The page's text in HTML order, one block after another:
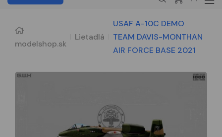
modelshop.sk
Lietadlá
USAF A-10C DEMO
TEAM DAVIS-MONTHAN
AIR FORCE BASE 2021